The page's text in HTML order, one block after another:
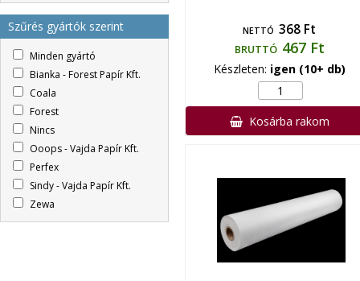
Szűrés gyártók szerint
Minden gyártó
Bianka - Forest Papír Kft.
Coala
Forest
Nincs
Ooops - Vajda Papír Kft.
Perfex
Sindy - Vajda Papír Kft.
Zewa
NETTÓ 368 Ft
BRUTTÓ 467 Ft
Készleten: igen (10+ db)
Kosárba rakom